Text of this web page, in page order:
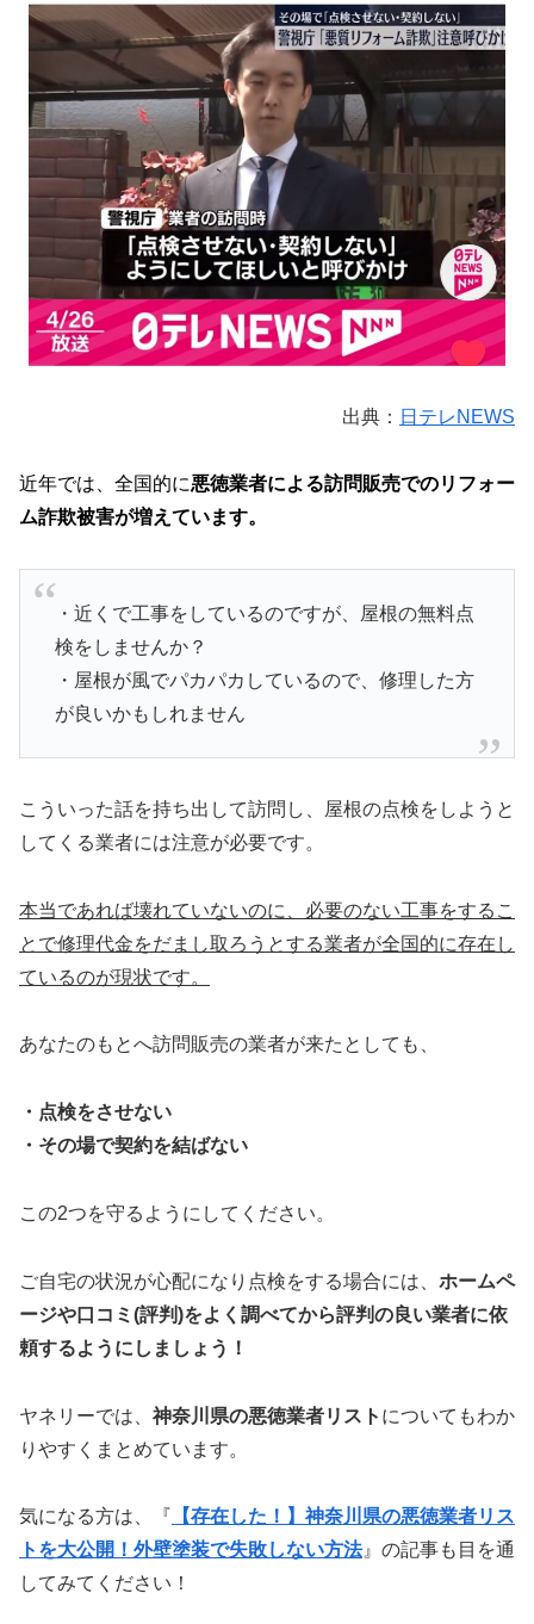
出典： 日テレNEWS
近年では、全国的に悪徳業者による訪問販売でのリフォー
ム詐欺被害が増えています。
・近くで工事をしているのですが、屋根の無料点
検をしませんか？
・屋根が風でパカパカしているので、修理した方
が良いかもしれません
こういった話を持ち出して訪問し、屋根の点検をしようと
してくる業者には注意が必要です。
本当であれば壊れていないのに、必要のない工事をするこ
とで修理代金をだまし取ろうとする業者が全国的に存在し
ているのが現状です。
あなたのもとへ訪問販売の業者が来たとしても、
・点検をさせない
・その場で契約を結ばない
この2つを守るようにしてください。
ご自宅の状況が心配になり点検をする場合には、 ホームペ
ージや口コミ(評判)をよく調べてから評判の良い業者に依
頼するようにしましょう！
ヤネリーでは、 神奈川県の悪徳業者リスト についてもわか
りやすくまとめています。
気になる方は、『 【存在した！】神奈川県の悪徳業者リス
トを大公開！外壁塗装で失敗しない方法』の記事も目を通
してみてください！